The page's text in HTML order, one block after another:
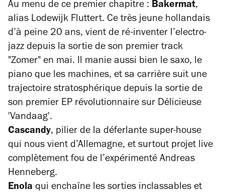
Au menu de ce premier chapitre : Bakermat,
alias Lodewijk Fluttert. Ce très jeune hollandais
d’à peine 20 ans, vient de ré-inventer l’electro-
jazz depuis la sortie de son premier track
"Zomer" en mai. Il manie aussi bien le saxo, le
piano que les machines, et sa carrière suit une
trajectoire stratosphérique depuis la sortie de
son premier EP révolutionnaire sur Délicieuse
'Vandaag'.
Cascandy, pilier de la déferlante super-house
qui nous vient d’Allemagne, et surtout projet live
complètement fou de l’expérimenté Andreas
Henneberg.
Enola qui enchaîne les sorties inclassables et